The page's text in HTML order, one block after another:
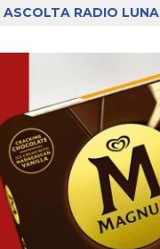
ASCOLTA RADIO LUNA